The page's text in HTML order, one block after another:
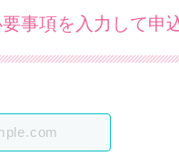
事項を入力して申